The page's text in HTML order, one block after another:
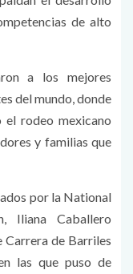
de alto
a los mejores
del mundo, donde
el rodeo mexicano
y familias que
por la National
Iliana Caballero
Carrera de Barriles
las que puso de